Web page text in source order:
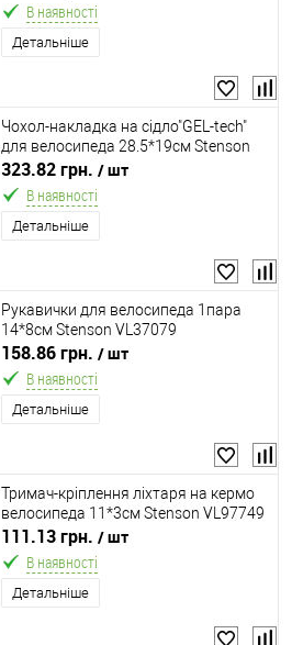
В наявності
Детальніше
Чохол-накладка на сідло"GEL-tech"
для велосипеда 28.5*19см Stenson
VL97806
323.82 грн. / шт
В наявності
Детальніше
Рукавички для велосипеда 1пара
14*8см Stenson VL37079
158.86 грн. / шт
В наявності
Детальніше
Тримач-кріплення ліхтаря на кермо
велосипеда 11*3см Stenson VL97749
111.13 грн. / шт
В наявності
Детальніше